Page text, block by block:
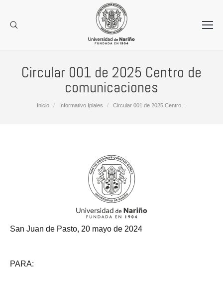
Circular 001 de 2025 Centro de
comunicaciones
Estás aquí:
Inicio Informativo Ipiales Circular 001 de 2025 Centro…
San Juan de Pasto, 20 mayo de 2024
PARA: